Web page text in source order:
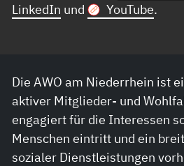
LinkedIn und YouTube.
Die AWO am Niederrhein ist
aktiver Mitglieder- und
engagiert für die Interessen
Menschen eintritt und ein
sozialer Dienstleistungen